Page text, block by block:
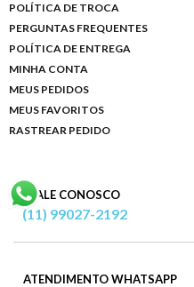
POLÍTICA DE TROCA
PERGUNTAS FREQUENTES
POLÍTICA DE ENTREGA
MINHA CONTA
MEUS PEDIDOS
MEUS FAVORITOS
RASTREAR PEDIDO
FALE CONOSCO
(11) 99027-2192
ATENDIMENTO WHATSAPP